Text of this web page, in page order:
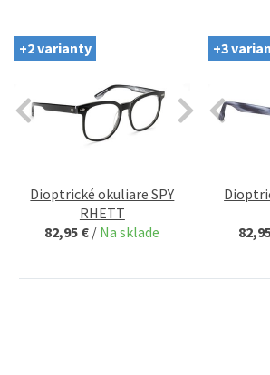
+2 varianty
Dioptrické okuliare SPY
RHETT
82,95 € / Na sklade
+3